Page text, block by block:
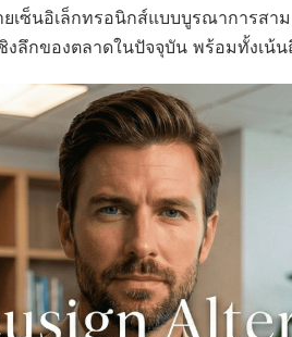
เซ็นอิเล็กทรอนิกส์แบบบูรณาการส
งลึกของตลาดในปัจจุบัน พร้อมทั้งเน้